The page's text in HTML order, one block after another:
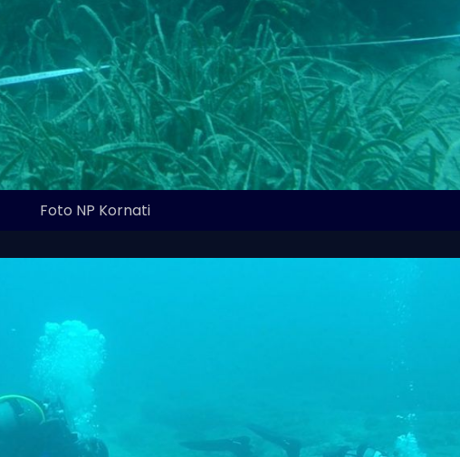
Foto NP Kornati